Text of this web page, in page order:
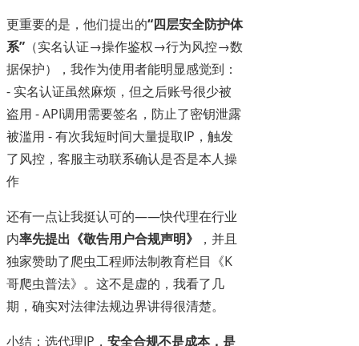
更重要的是，他们提出的“四层安全防护体
系” （实名认证→操作鉴权→行为风控→数
据保护），我作为使用者能明显感觉到：
- 实名认证虽然麻烦，但之后账号很少被
盗用 - API调用需要签名，防止了密钥泄露
被滥用 - 有次我短时间大量提取IP，触发
了风控，客服主动联系确认是否是本人操
作
还有一点让我挺认可的——快代理在行业
内率先提出《敬告用户合规声明》
，并且
独家赞助了爬虫工程师法制教育栏目《K
哥爬虫普法》。这不是虚的，我看了几
期，确实对法律法规边界讲得很清楚。
小结：选代理IP， 安全合规不是成本，是